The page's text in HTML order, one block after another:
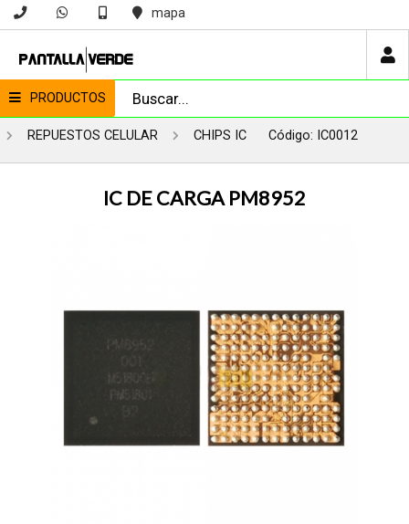
mapa
PRODUCTOS
REPUESTOS CELULAR CHIPS IC Código: IC0012
IC DE CARGA PM8952